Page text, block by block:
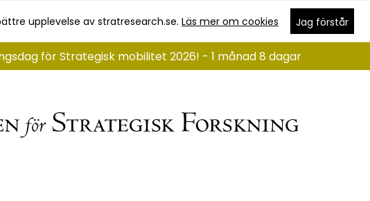
upplevelse av stratresearch.se.Läs mer om cookies Jag förstår
för Strategisk mobilitet 2026! - 1 månad 8 dagar